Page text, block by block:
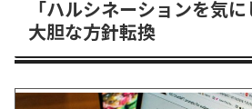
「ハルシネーションを気
大胆な方針転換